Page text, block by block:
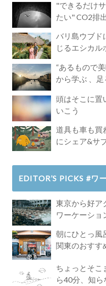
"できるだけ
たい" CO2排
バリ島ウブド
じるエシカル
“あるもので
から学ぶ 、
頭はそこに置
いこう
道具も車も買
にシェア&サ
EDITOR’S PICKS #ワ
東京から好ア
ワーケーショ
朝にひとっ風
関東のおすす
ちょっとそこ
ら40分、知ら